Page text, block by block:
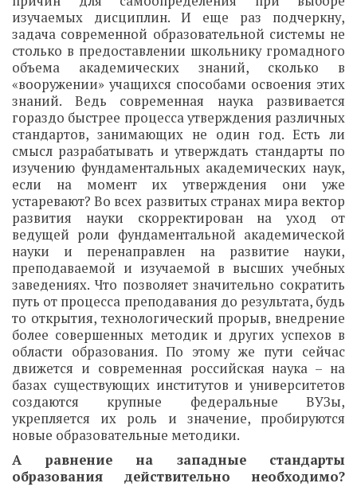
изучаемых дисциплин. И еще раз подчеркну,
задача современной образовательной системы не
столько в предоставлении школьнику громадного
объема академических знаний, сколько в
«вооружении» учащихся способами освоения этих
знаний. Ведь современная наука развивается
гораздо быстрее процесса утверждения различных
стандартов, занимающих не один год. Есть ли
смысл разрабатывать и утверждать стандарты по
изучению фундаментальных академических наук,
если на момент их утверждения они уже
устаревают? Во всех развитых странах мира вектор
развития науки скорректирован на уход от
ведущей роли фундаментальной академической
науки и перенаправлен на развитие науки,
преподаваемой и изучаемой в высших учебных
заведениях. Что позволяет значительно сократить
путь от процесса преподавания до результата, будь
то открытия, технологический прорыв, внедрение
более совершенных методик и других успехов в
области образования. По этому же пути сейчас
движется и современная российская наука – на
базах существующих институтов и университетов
создаются крупные федеральные ВУЗы,
укрепляется их роль и значение, пробируются
новые образовательные методики.
А равнение на западные стандарты
образования действительно необходимо?